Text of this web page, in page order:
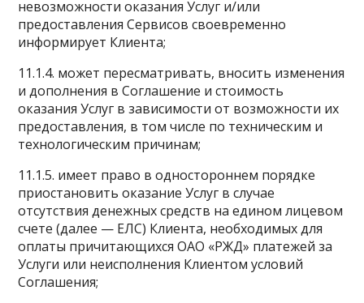
невозможности оказания Услуг и/или
предоставления Сервисов своевременно
информирует Клиента;
11.1.4. может пересматривать, вносить изменения
и дополнения в Соглашение и стоимость
оказания Услуг в зависимости от возможности их
предоставления, в том числе по техническим и
технологическим причинам;
11.1.5. имеет право в одностороннем порядке
приостановить оказание Услуг в случае
отсутствия денежных средств на едином лицевом
счете (далее — ЕЛС) Клиента, необходимых для
оплаты причитающихся ОАО «РЖД» платежей за
Услуги или неисполнения Клиентом условий
Соглашения;